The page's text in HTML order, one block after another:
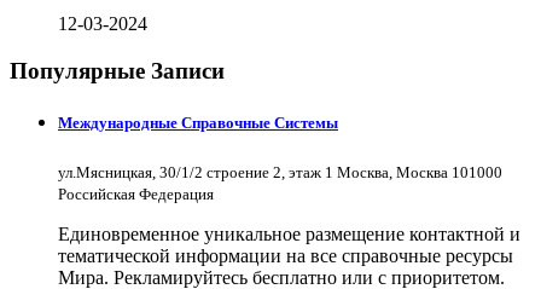
12-03-2024
Популярные Записи
Международные Справочные Системы
ул.Мясницкая, 30/1/2 строение 2, этаж 1 Москва, Москва 101000
Российская Федерация
Единовременное уникальное размещение контактной и
тематической информации на все справочные ресурсы
Мира. Рекламируйтесь бесплатно или с приоритетом.